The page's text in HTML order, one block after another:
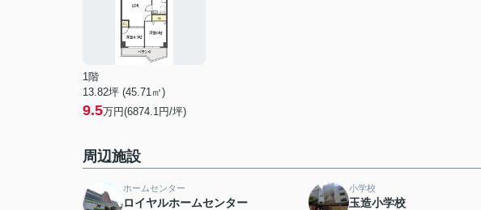
1階
13.82坪 (45.71㎡)
9.5万円(6874.1円/坪)
周辺施設
ホームセンター
ロイヤルホームセンター
小学校
玉造小学校